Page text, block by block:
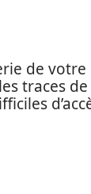
de votre
traces de